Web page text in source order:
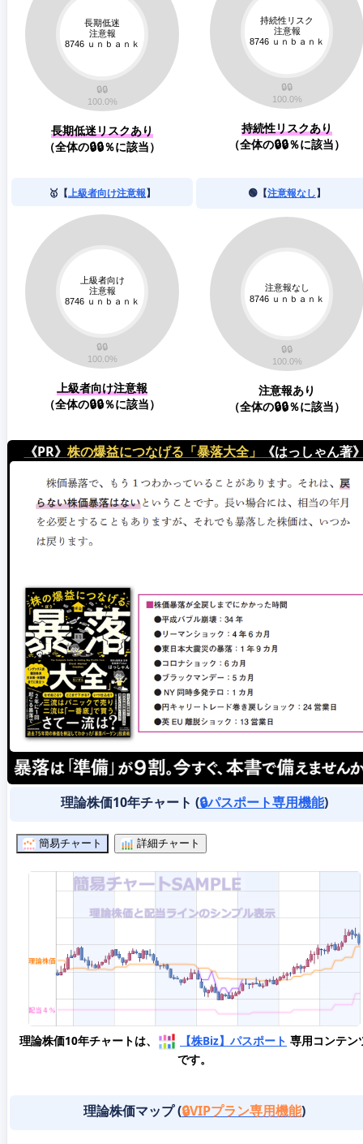
長期低迷リスクあり
（全体の🔒🔒％に該当）
持続性リスクあり
（全体の🔒🔒％に該当）
🥇【上級者向け注意報】
上級者向け注意報
（全体の🔒🔒％に該当）
🟢【注意報なし】
注意報あり
（全体の🔒🔒％に該当）
《PR》 株の爆益につなげる「暴落大全」 《はっしゃん著
理論株価10年チャート (🔒パスポート専用機能)
簡易チャート 詳細チャート
理論株価10年チャートは、 【株Biz】パスポート 専用コンテン
です。
理論株価マップ (🔒VIPプラン専用機能)